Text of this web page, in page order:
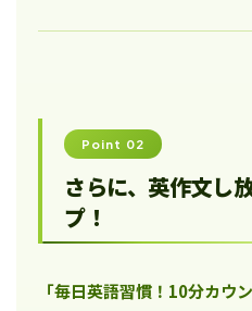
Point 02
さらに、英作文し
プ！
「毎日英語習慣！10分カウ